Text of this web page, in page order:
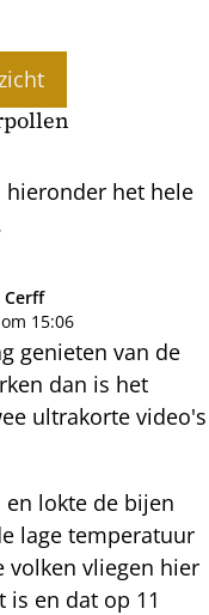
het hele
Cerff
15:06
genieten van de
dan is het
ultrakorte video's
en lokte de bijen
lage temperatuur
volken vliegen hier
is en dat op 11